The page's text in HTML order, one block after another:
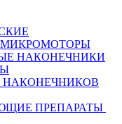
НАКОНЕЧНИКИ
НАКОНЕЧНИКОВ
ПРЕПАРАТЫ